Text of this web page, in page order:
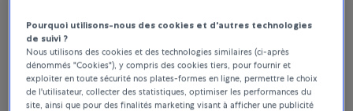
Pourquoi utilisons-nous des cookies et d'autres technologies
de suivi ?
Nous utilisons des cookies et des technologies similaires (ci-après
dénommés "Cookies"), y compris des cookies tiers, pour fournir et
exploiter en toute sécurité nos plates-formes en ligne, permettre le choix
de l'utilisateur, collecter des statistiques, optimiser les performances du
site, ainsi que pour des finalités marketing visant à afficher une publicité